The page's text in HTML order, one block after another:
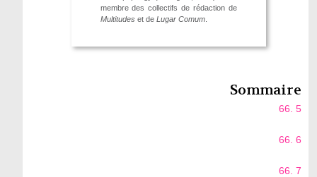
membre des collectifs de rédaction de
Multitudeset de Lugar Comum.
Sommaire
66. 5
66. 6
66. 7